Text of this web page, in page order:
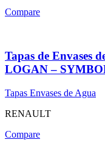
Compare
Tapas de Envases
LOGAN –
Tapas Envases de Agua
RENAULT
Compare